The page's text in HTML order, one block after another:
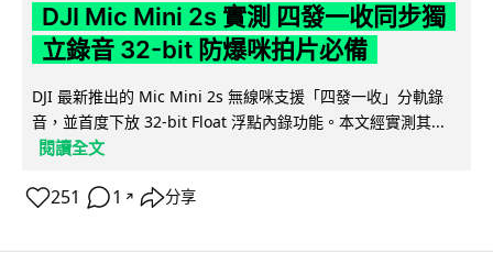
DJI Mic Mini 2s 實測 四發一收同步獨
立錄音 32-bit 防爆咪拍片必備
DJI 最新推出的 Mic Mini 2s 無線咪支援「四發一收」分軌錄
音，並首度下放 32-bit Float 浮點內錄功能。本文經實測其...
閱讀全文
251 1 ↗ 分享